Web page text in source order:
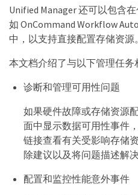
Unified Manager 还可以包含
如 OnCommand Workflow
中，以支持直接配置存储资源。
本文档介绍了与以下管理任务
诊断和管理可用性问题
如果硬件故障或存储资源
面中显示数据可用性事件
链接查看有关受影响存储
除建议以及将问题描述解
配置和监控性能意外事件